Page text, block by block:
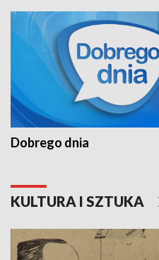
Dobrego dnia
KULTURA I SZTUKA